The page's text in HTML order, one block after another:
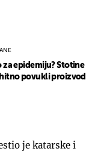
epidemiju? Stotine
povukli proizvod
je katarske i